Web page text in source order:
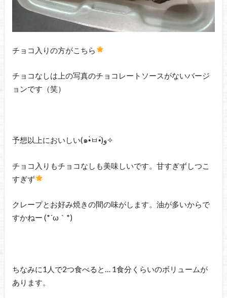
チョコ入りの方がこちら
チョコなしは上の写真のチョコレートソースがないバージ
ョンです（笑）
予想以上においしい(๑•̀ㅂ•́)و✧
チョコ入りもチョコなしも美味しいです。甘すぎずしつこ
すぎず
クレープとお好み焼きの間の味がします。油が多いからで
すかねー (*´ω｀*)
ちなみに1人で2つ食べると… 1食分くらいのボリュームが
あります。